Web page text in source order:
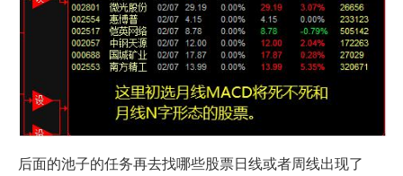
后面的池子的任务再去找哪些股票日线或者周线出现了